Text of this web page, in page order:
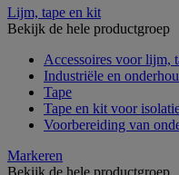
Lijm, tape en kit
Bekijk de hele productgroep
Accessoires voor lijm,
Industriële en
Tape
Tape en kit voor
Voorbereiding van
Markeren
Bekijk de hele productgroep